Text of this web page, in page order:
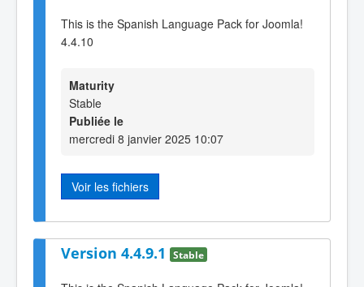
This is the Spanish Language Pack for Joomla!
4.4.10
Maturity
Stable
Publiée le
mercredi 8 janvier 2025 10:07
Voir les fichiers
Version 4.4.9.1 Stable